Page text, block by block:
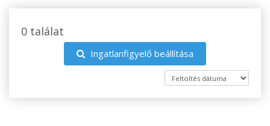
0 találat
Ingatlanfigyelő beállítása